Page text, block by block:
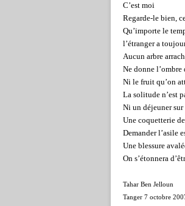
C’est moi
Regarde-le bien,
Qu’importe le
l’étranger a
Aucun arbre
Ne donne l’ombre
Ni le fruit qu’on
La solitude n’est
Ni un déjeuner sur
Une coquetterie
Demander l’asile
Une blessure
On s’étonnera
Tahar Ben Jelloun
Tanger 7 octobre